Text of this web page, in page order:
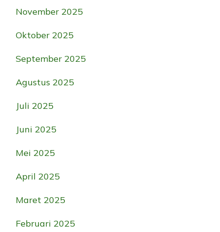
November 2025
Oktober 2025
September 2025
Agustus 2025
Juli 2025
Juni 2025
Mei 2025
April 2025
Maret 2025
Februari 2025